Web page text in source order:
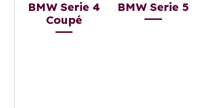
BMW Serie 4
Coupé
BMW Serie 5